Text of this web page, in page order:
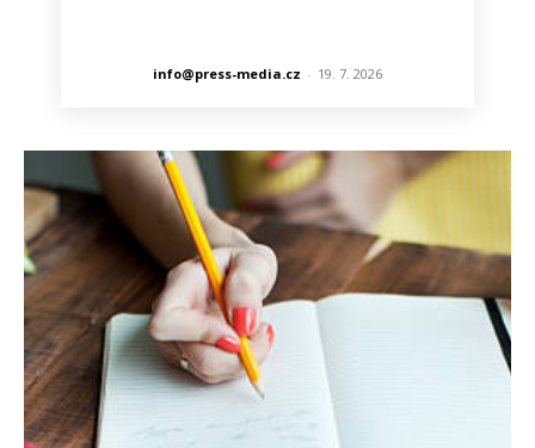
info@press-media.cz - 19. 7. 2026